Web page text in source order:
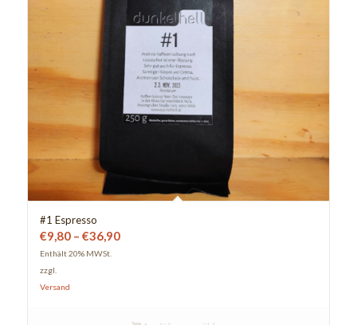
#1 Espresso
€9,80 – €36,90Preisspanne:
Enthält 20% MWSt.
zzgl.
Versand